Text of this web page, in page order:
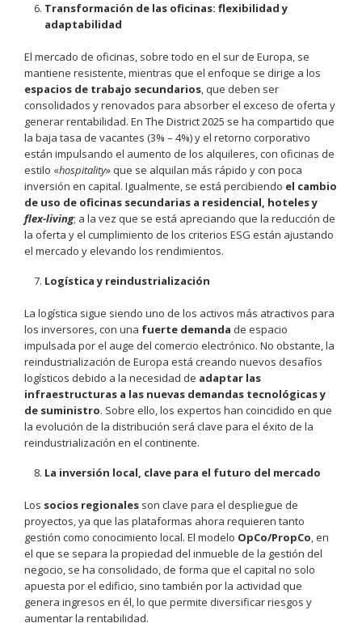
Transformación de las oficinas: flexibilidad y
adaptabilidad
El mercado de oficinas, sobre todo en el sur de Europa, se
mantiene resistente, mientras que el enfoque se dirige a los
espacios de trabajo secundarios, que deben ser
consolidados y renovados para absorber el exceso de oferta y
generar rentabilidad. En The District 2025 se ha compartido que
la baja tasa de vacantes (3% – 4%) y el retorno corporativo
están impulsando el aumento de los alquileres, con oficinas de
estilo «hospitality» que se alquilan más rápido y con poca
inversión en capital. Igualmente, se está percibiendo el cambio
de uso de oficinas secundarias a residencial, hoteles y
flex-living; a la vez que se está apreciando que la reducción de
la oferta y el cumplimiento de los criterios ESG están ajustando
el mercado y elevando los rendimientos.
Logística y reindustrialización
La logística sigue siendo uno de los activos más atractivos para
los inversores, con una fuerte demanda de espacio
impulsada por el auge del comercio electrónico. No obstante, la
reindustrialización de Europa está creando nuevos desafíos
logísticos debido a la necesidad de adaptar las
infraestructuras a las nuevas demandas tecnológicas y
de suministro. Sobre ello, los expertos han coincidido en que
la evolución de la distribución será clave para el éxito de la
reindustrialización en el continente.
La inversión local, clave para el futuro del mercado
Los socios regionales son clave para el despliegue de
proyectos, ya que las plataformas ahora requieren tanto
gestión como conocimiento local. El modelo OpCo/PropCo, en
el que se separa la propiedad del inmueble de la gestión del
negocio, se ha consolidado, de forma que el capital no solo
apuesta por el edificio, sino también por la actividad que
genera ingresos en él, lo que permite diversificar riesgos y
aumentar la rentabilidad.